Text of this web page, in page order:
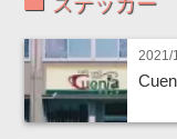
2021/